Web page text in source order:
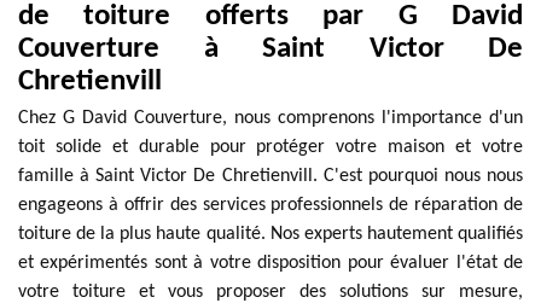
de toiture offerts par G David
Couverture à Saint Victor De
Chretienvill
Chez G David Couverture, nous comprenons l'importance d'un
toit solide et durable pour protéger votre maison et votre
famille à Saint Victor De Chretienvill. C'est pourquoi nous nous
engageons à offrir des services professionnels de réparation de
toiture de la plus haute qualité. Nos experts hautement qualifiés
et expérimentés sont à votre disposition pour évaluer l'état de
votre toiture et vous proposer des solutions sur mesure,